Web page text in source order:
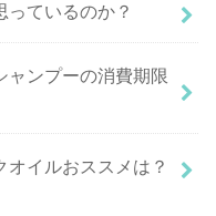
っているのか？
ャンプーの消費期限
オイルおススメは？